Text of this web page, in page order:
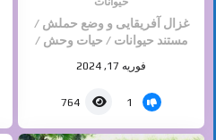
غزال آفریقایی و وضع حملش /
مستند حیوانات / حیات وحش /
فوریه 17, 2024
1
764